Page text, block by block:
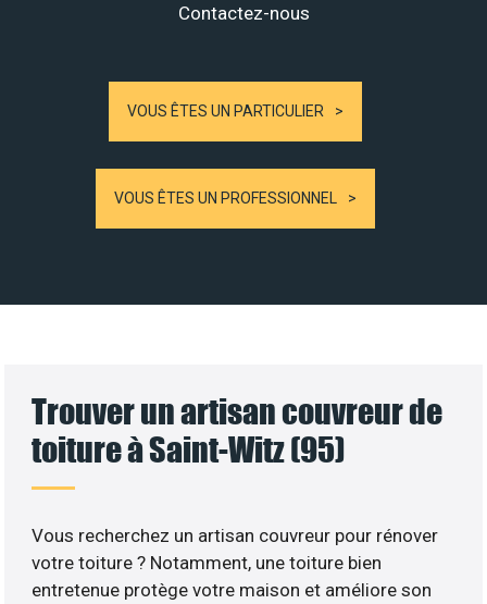
Contactez-nous
VOUS ÊTES UN PARTICULIER
VOUS ÊTES UN PROFESSIONNEL
Trouver un artisan couvreur de
toiture à Saint-Witz (95)
Vous recherchez un artisan couvreur pour rénover
votre toiture ? Notamment, une toiture bien
entretenue protège votre maison et améliore son